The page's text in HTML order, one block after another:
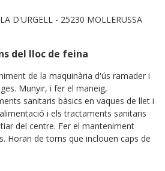
D'URGELL - 25230 MOLLERUSSA
del lloc de feina
de la maquinària d'ús ramader i
Munyir, i fer el maneig,
sanitaris bàsics en vaques de llet i
i els tractaments sanitaris
del centre. Fer el manteniment
Horari de torns que inclouen caps de